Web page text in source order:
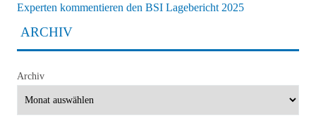
Experten kommentieren den BSI Lagebericht 2025
ARCHIV
Archiv